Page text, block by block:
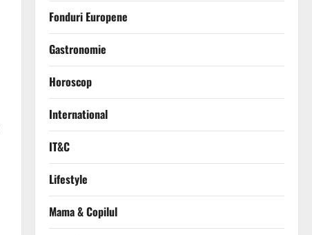
Fonduri Europene
Gastronomie
Horoscop
International
IT&C
Lifestyle
Mama & Copilul